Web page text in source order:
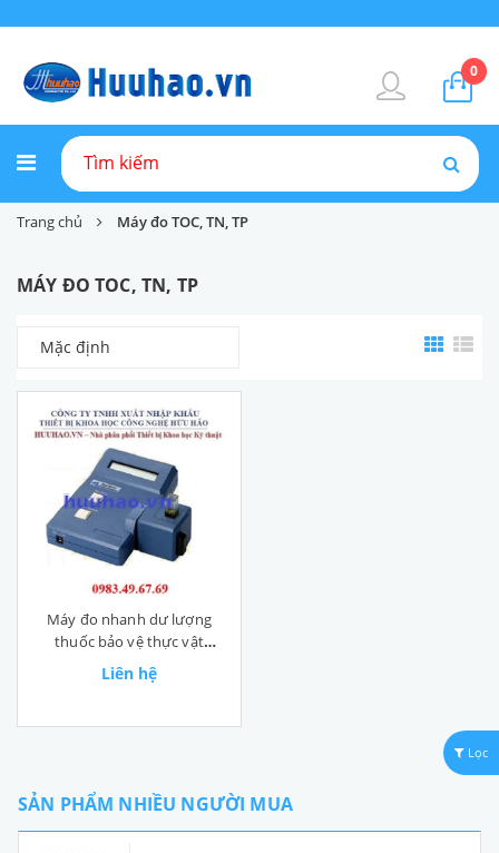
0
Trang chủ Máy đo TOC, TN, TP
MÁY ĐO TOC, TN, TP
Mặc định
Máy đo nhanh dư lượng
thuốc bảo vệ thực vật
AgriPro
Liên hệ
SẢN PHẨM NHIỀU NGƯỜI MUA
Lọc